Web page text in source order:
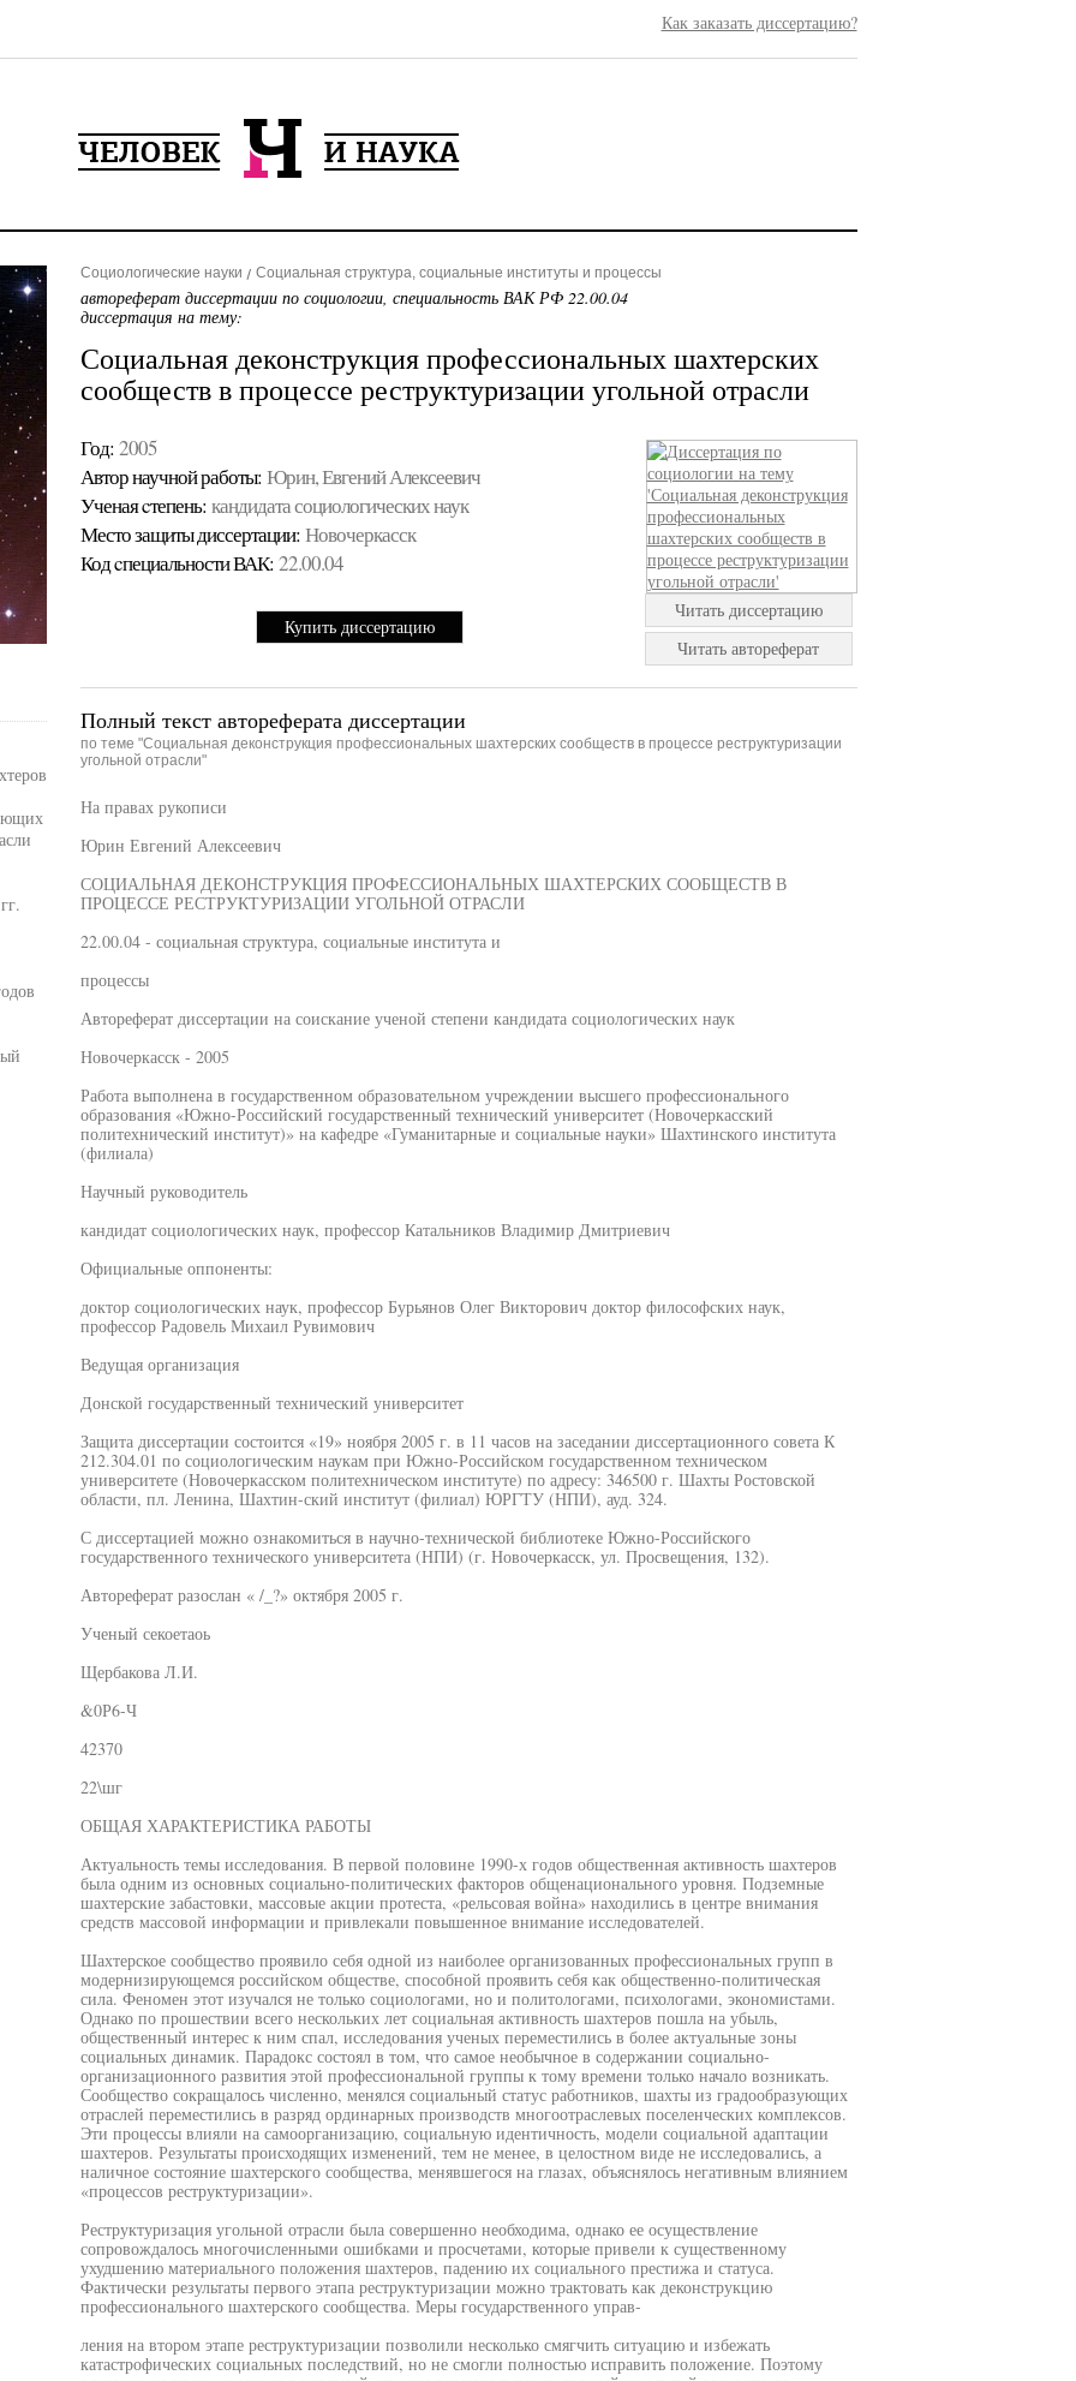
Как заказать диссертацию?
Социологические науки Социальная структура, социальные институты и процессы
автореферат диссертации по социологии, специальность ВАК РФ 22.00.04
диссертация на тему:
Социальная деконструкция профессиональных шахтерских
сообществ в процессе реструктуризации угольной отрасли
Год: 2005
Автор научной работы: Юрин, Евгений Алексеевич
Ученая cтепень: кандидата социологических наук
Место защиты диссертации: Новочеркасск
Код cпециальности ВАК: 22.00.04
Купить диссертацию
Читать диссертацию
Читать автореферат
Полный текст автореферата диссертации
по теме "Социальная деконструкция профессиональных шахтерских сообществ в процессе реструктуризации
угольной отрасли"
На правах рукописи
Юрин Евгений Алексеевич
СОЦИАЛЬНАЯ ДЕКОНСТРУКЦИЯ ПРОФЕССИОНАЛЬНЫХ ШАХТЕРСКИХ СООБЩЕСТВ В
ПРОЦЕССЕ РЕСТРУКТУРИЗАЦИИ УГОЛЬНОЙ ОТРАСЛИ
22.00.04 - социальная структура, социальные института и
процессы
Автореферат диссертации на соискание ученой степени кандидата социологических наук
Новочеркасск - 2005
Работа выполнена в государственном образовательном учреждении высшего профессионального
образования «Южно-Российский государственный технический университет (Новочеркасский
политехнический институт)» на кафедре «Гуманитарные и социальные науки» Шахтинского института
(филиала)
Научный руководитель
кандидат социологических наук, профессор Катальников Владимир Дмитриевич
Официальные оппоненты:
доктор социологических наук, профессор Бурьянов Олег Викторович доктор философских наук,
профессор Радовель Михаил Рувимович
Ведущая организация
Донской государственный технический университет
Защита диссертации состоится «19» ноября 2005 г. в 11 часов на заседании диссертационного совета К
212.304.01 по социологическим наукам при Южно-Российском государственном техническом
университете (Новочеркасском политехническом институте) по адресу: 346500 г. Шахты Ростовской
области, пл. Ленина, Шахтин-ский институт (филиал) ЮРГТУ (НПИ), ауд. 324.
С диссертацией можно ознакомиться в научно-технической библиотеке Южно-Российского
государственного технического университета (НПИ) (г. Новочеркасск, ул. Просвещения, 132).
Автореферат разослан « /_?» октября 2005 г.
Ученый секоетаоь
Щербакова Л.И.
&0Р6-Ч
42370
22\шг
ОБЩАЯ ХАРАКТЕРИСТИКА РАБОТЫ
Актуальность темы исследования. В первой половине 1990-х годов общественная активность шахтеров
была одним из основных социально-политических факторов общенационального уровня. Подземные
шахтерские забастовки, массовые акции протеста, «рельсовая война» находились в центре внимания
средств массовой информации и привлекали повышенное внимание исследователей.
Шахтерское сообщество проявило себя одной из наиболее организованных профессиональных групп в
модернизирующемся российском обществе, способной проявить себя как общественно-политическая
сила. Феномен этот изучался не только социологами, но и политологами, психологами, экономистами.
Однако по прошествии всего нескольких лет социальная активность шахтеров пошла на убыль,
общественный интерес к ним спал, исследования ученых переместились в более актуальные зоны
социальных динамик. Парадокс состоял в том, что самое необычное в содержании социально-
организационного развития этой профессиональной группы к тому времени только начало возникать.
Сообщество сокращалось численно, менялся социальный статус работников, шахты из градообразующих
отраслей переместились в разряд ординарных производств многоотраслевых поселенческих комплексов.
Эти процессы влияли на самоорганизацию, социальную идентичность, модели социальной адаптации
шахтеров. Результаты происходящих изменений, тем не менее, в целостном виде не исследовались, а
наличное состояние шахтерского сообщества, менявшегося на глазах, объяснялось негативным влиянием
«процессов реструктуризации».
Реструктуризация угольной отрасли была совершенно необходима, однако ее осуществление
сопровождалось многочисленными ошибками и просчетами, которые привели к существенному
ухудшению материального положения шахтеров, падению их социального престижа и статуса.
Фактически результаты первого этапа реструктуризации можно трактовать как деконструкцию
профессионального шахтерского сообщества. Меры государственного управ-
ления на втором этапе реструктуризации позволили несколько смягчить ситуацию и избежать
катастрофических социальных последствий, но не смогли полностью исправить положение. Поэтому